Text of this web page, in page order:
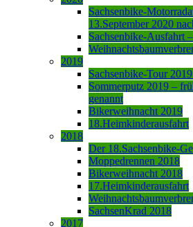
Sachsenbike-
13.September 2020
Sachsenbike-Ausfahrt
2019
Sachsenbike-Tour
Sommerputz 2019 –
genannt
Bikerweihnacht 2019
18.Heimkinderausfahrt
2018
Der 18.Sachsenbike-
Moppedrennen 2018
Bikerweihnacht 2018
17.Heimkinderausfahrt
SachsenKrad 2018
2017